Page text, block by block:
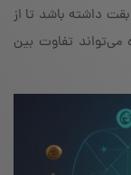
داشته باشد تا از
می‌تواند تفاوت بین